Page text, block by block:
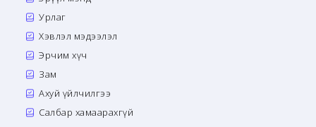
Урлаг
Хэвлэл мэдээлэл
Эрчим хүч
Зам
Ахуй үйлчилгээ
Салбар хамаарахгүй